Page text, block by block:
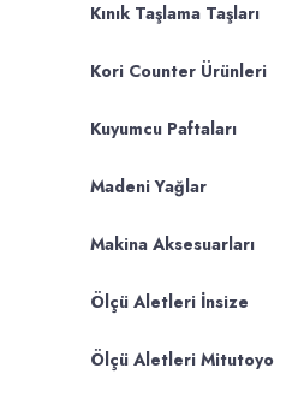
Kınık Taşlama Taşları
Kori Counter Ürünleri
Kuyumcu Paftaları
Madeni Yağlar
Makina Aksesuarları
Ölçü Aletleri İnsize
Ölçü Aletleri Mitutoyo